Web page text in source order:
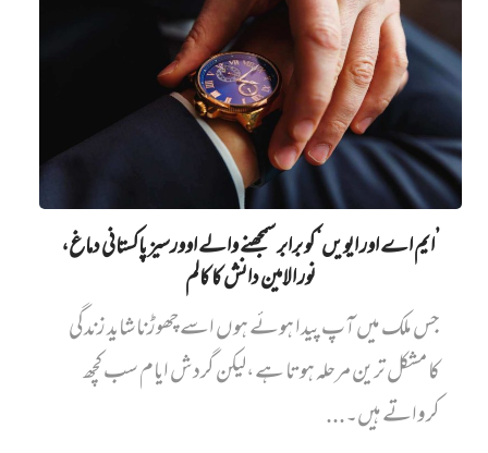
’ایم اے اور ایویں‌‘ کو برابر سمجھنے والے اوورسیز پاکستانی دماغ،
نور الامین دانش کا کالم
جس ملک میں آپ پیدا ہوئے ہوں اسے چھوڑنا شاید زندگی
کا مشکل ترین مرحلہ ہوتا ہے،لیکن گردش ایام سب کچھ
کرواتے ہیں۔...